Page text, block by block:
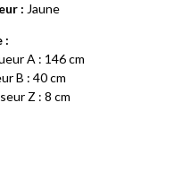
: Jaune
:
A : 146 cm
B : 40 cm
Z : 8 cm